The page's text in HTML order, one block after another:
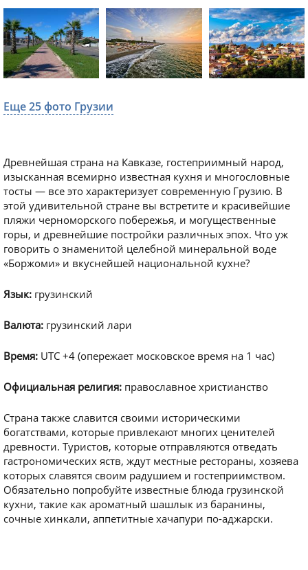
Еще 25 фото Грузии
Древнейшая страна на Кавказе, гостеприимный народ,
изысканная всемирно известная кухня и многословные
тосты — все это характеризует современную Грузию. В
этой удивительной стране вы встретите и красивейшие
пляжи черноморского побережья, и могущественные
горы, и древнейшие постройки различных эпох. Что уж
говорить о знаменитой целебной минеральной воде
«Боржоми» и вкуснейшей национальной кухне?
Язык: грузинский
Валюта: грузинский лари
Время: UTC +4 (опережает московское время на 1 час)
Официальная религия: православное христианство
Страна также славится своими историческими
богатствами, которые привлекают многих ценителей
древности. Туристов, которые отправляются отведать
гастрономических яств, ждут местные рестораны, хозяева
которых славятся своим радушием и гостеприимством.
Обязательно попробуйте известные блюда грузинской
кухни, такие как ароматный шашлык из баранины,
сочные хинкали, аппетитные хачапури по-аджарски.